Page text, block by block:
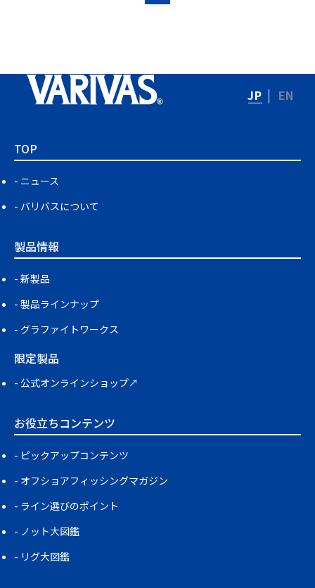
JP EN
TOP
ニュース
バリバスについて
製品情報
新製品
製品ラインナップ
グラファイトワークス
限定製品
公式オンラインショップ↗
お役立ちコンテンツ
ピックアップコンテンツ
オフショアフィッシングマガジン
ライン選びのポイント
ノット大図鑑
リグ大図鑑